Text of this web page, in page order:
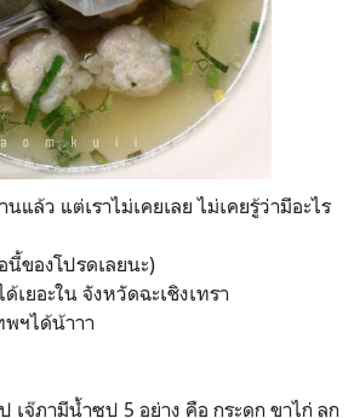
แล้ว แต่เราไม่เคยเลย ไม่เคยรู้ว่ามีอะไร
ของโปรดเลยนะ)
เยอะใน จังหวัดฉะเชิงเทรา
พฯได้น้าาา
เจ๊ภามีน้ำซุป 5 อย่าง คือ กระดูก ขาไก่ ลูก